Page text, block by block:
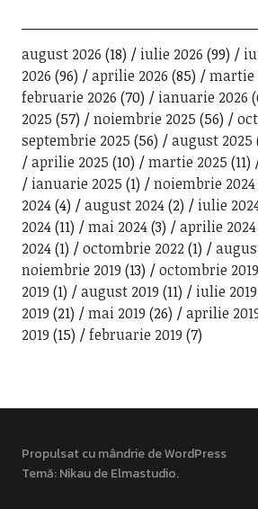
august 2026 (18) iulie 2026 (99)
2026 (96) aprilie 2026 (85) martie
februarie 2026 (70) ianuarie 2026
2025 (57) noiembrie 2025 (56)
septembrie 2025 (56) august 2025
aprilie 2025 (10) martie 2025 (11)
ianuarie 2025 (1) noiembrie 2024
2024(4) august 2024(2) iulie
2024(11) mai 2024(3) aprilie 2024
2024(1) octombrie 2022(1)
noiembrie 2019 (13) octombrie 2019
2019 (1) august 2019 (11) iulie 2019
2019 (21) mai 2019 (26) aprilie
2019 (15) februarie 2019 (7)
Propulsat cu mândrie de WordPress
Temă: Nikau deElmastudio.